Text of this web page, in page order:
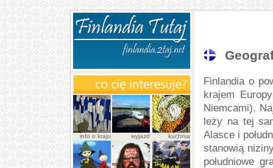
info o kraju wyjazd kuchnia
Finlandia o
krajem
Niemcami).
leży na tej
Alasce i
stanowią
południowe